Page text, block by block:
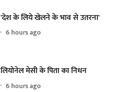
'देश के लिये खेलने के भाव से उतरना'
6 hours ago
लियोनेल मेसी के पिता का निधन
6 hours ago